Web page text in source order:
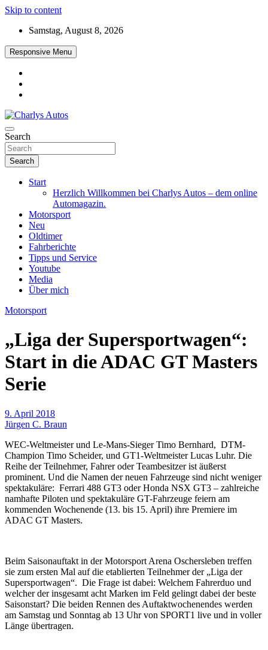
Skip to content
Samstag, August 8, 2026
Responsive Menu
Charlys Autos
Das neue Automagazin – global. regional. informativ. interaktiv
Search
Search
Start
Herzlich Willkommen bei Charlys Autos – dem online
Automagazin.
Motorsport
Neu
Oldtimer
Fahrberichte
Tipps und Service
Youtube
Media
Über mich
Motorsport
„Liga der Supersportwagen“:
Start in die ADAC GT Masters
Serie
9. April 2018
Jürgen C. Braun
WEC-Weltmeister und Le-Mans-Sieger Timo Bernhard, DTM-
Champion Timo Scheider, und GT1-Weltmeister Lucas Luhr. Die
Reihe der Teilnehmer, Fahrer oder Teambesitzer ist äußerst
prominent. Und die Namen der neuen Fahrzeuge sind nicht weniger
spektakuläre: Ferrari 488 GT3 oder Honda NSX GT3 – zahlreiche
namhafte Piloten und spektakuläre GT-Fahrzeuge feiern am
kommenden Wochenende (13. bis 15. April) ihre Premiere im
ADAC GT Masters.
Beim Saisonauftakt in der Motorsport Arena Oschersleben treffen
sie zum ersten Mal auf die etablierten Teilnehmer der „Liga der
Supersportwagen“. Die Frage ist dabei: Welchem Fahrerduo und
welcher der insgesamt acht Marken im Feld gelingt dabei der beste
Saisonstart? Die beiden Rennen des Auftaktwochenendes werden
am Samstag und Sonntag ab 13 Uhr von SPORT1 live und in voller
Länge übertragen.